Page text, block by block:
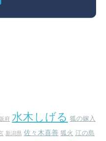
府 水木しげる 狐の嫁入
新潟県 佐々木喜善 狐火 江の島